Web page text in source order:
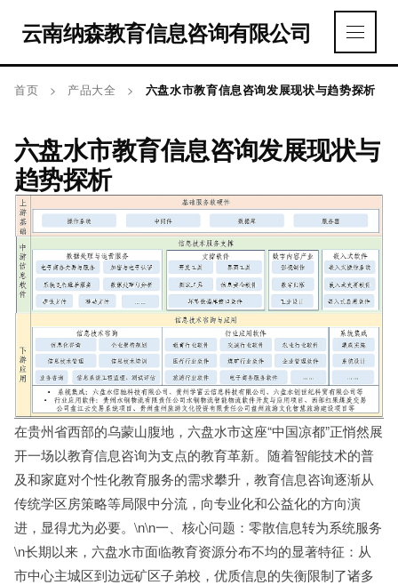
云南纳森教育信息咨询有限公司
首页 > 产品大全 > 六盘水市教育信息咨询发展现状与趋势探析
六盘水市教育信息咨询发展现状与
趋势探析
在贵州省西部的乌蒙山腹地，六盘水市这座“中国凉都”正悄然展
开一场以教育信息咨询为支点的教育革新。随着智能技术的普
及和家庭对个性化教育服务的需求攀升，教育信息咨询逐渐从
传统学区房策略等局限中分流，向专业化和公益化的方向演
进，显得尤为必要。\n\n一、核心问题：零散信息转为系统服务
\n长期以来，六盘水市面临教育资源分布不均的显著特征：从
市中心主城区到边远矿区子弟校，优质信息的失衡限制了诸多